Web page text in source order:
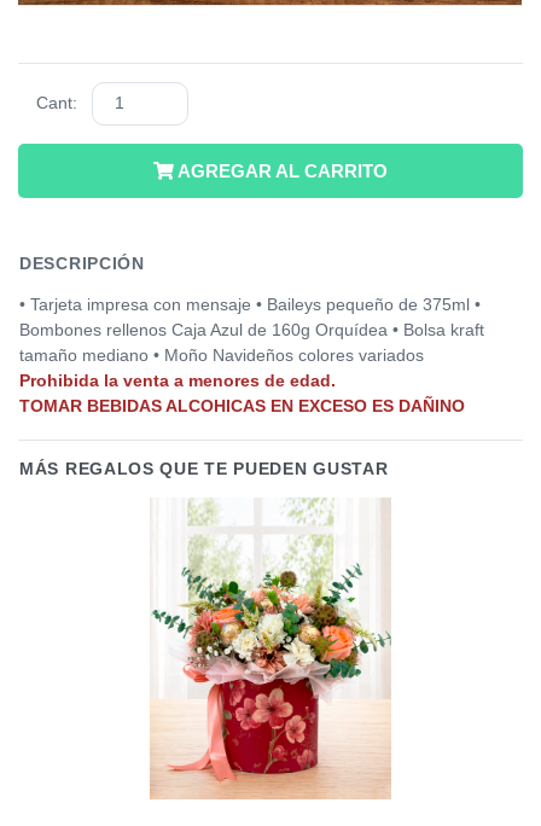
Cant:
AGREGAR AL CARRITO
DESCRIPCIÓN
• Tarjeta impresa con mensaje • Baileys pequeño de 375ml •
Bombones rellenos Caja Azul de 160g Orquídea • Bolsa kraft
tamaño mediano • Moño Navideños colores variados
Prohibida la venta a menores de edad.
TOMAR BEBIDAS ALCOHICAS EN EXCESO ES DAÑINO
MÁS REGALOS QUE TE PUEDEN GUSTAR